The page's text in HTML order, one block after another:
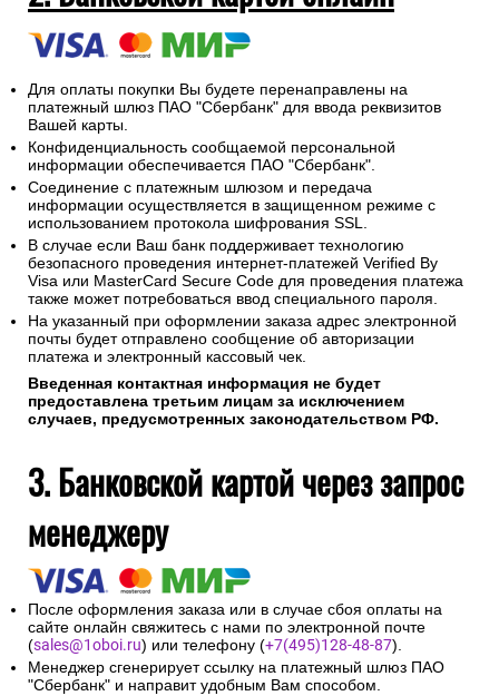
Для оплаты покупки Вы будете перенаправлены на
платежный шлюз ПАО "Сбербанк" для ввода реквизитов
Вашей карты.
Конфиденциальность сообщаемой персональной
информации обеспечивается ПАО "Сбербанк".
Соединение с платежным шлюзом и передача
информации осуществляется в защищенном режиме с
использованием протокола шифрования SSL.
В случае если Ваш банк поддерживает технологию
безопасного проведения интернет-платежей Verified By
Visa или MasterCard Secure Code для проведения платежа
также может потребоваться ввод специального пароля.
На указанный при оформлении заказа адрес электронной
почты будет отправлено сообщение об авторизации
платежа и электронный кассовый чек.
Введенная контактная информация не будет
предоставлена третьим лицам за исключением
случаев, предусмотренных законодательством РФ.
3. Банковской картой через запрос
менеджеру
После оформления заказа или в случае сбоя оплаты на
сайте онлайн свяжитесь с нами по электронной почте
(sales@1oboi.ru) или телефону (+7(495)128-48-87).
Менеджер сгенерирует ссылку на платежный шлюз ПАО
"Сбербанк" и направит удобным Вам способом.